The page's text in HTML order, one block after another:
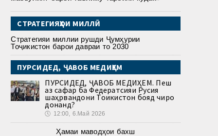
СТРАТЕГИЯҲОИ МИЛЛӢ
Стратегияи миллии рушди Ҷумҳурии
Тоҷикистон барои давраи то 2030
ПУРСИДЕД, ҶАВОБ МЕДИҲЕМ
ПУРСИДЕД, ҶАВОБ МЕДИҲЕМ. Пеш
аз сафар ба Федератсияи Русия
шаҳрвандони Тоҷикистон бояд чиро
донанд?
🕔 12:00, 6.Май 2026
Ҳамаи маводҳои бахш